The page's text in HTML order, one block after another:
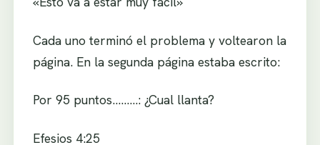
Cada uno terminó el problema y voltearon la
página. En la segunda página estaba escrito:
Por 95 puntos………: ¿Cual llanta?
Efesios 4:25